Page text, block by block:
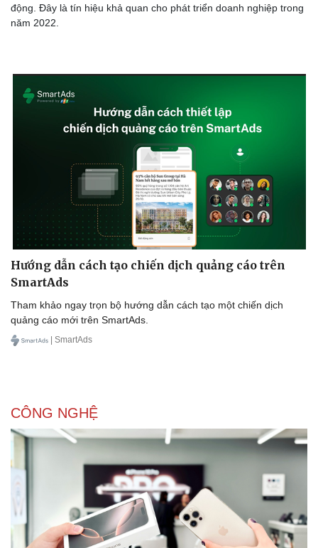
động. Đây là tín hiệu khả quan cho phát triển doanh nghiệp trong
năm 2022.
Hướng dẫn cách tạo chiến dịch quảng cáo trên
SmartAds
Tham khảo ngay trọn bộ hướng dẫn cách tạo một chiến dịch
quảng cáo mới trên SmartAds.
| SmartAds
CÔNG NGHỆ